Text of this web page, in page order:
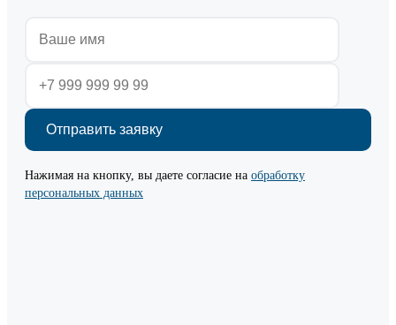
Нажимая на кнопку, вы даете согласие на обработку
персональных данных